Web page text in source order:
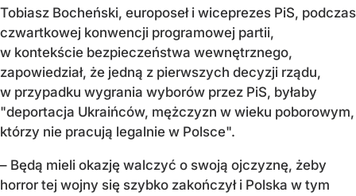
Tobiasz Bocheński, europoseł i wiceprezes PiS, podczas
czwartkowej konwencji programowej partii,
w kontekście bezpieczeństwa wewnętrznego,
zapowiedział, że jedną z pierwszych decyzji rządu,
w przypadku wygrania wyborów przez PiS, byłaby
"deportacja Ukraińców, mężczyzn w wieku poborowym,
którzy nie pracują legalnie w Polsce".
– Będą mieli okazję walczyć o swoją ojczyznę, żeby
horror tej wojny się szybko zakończył i Polska w tym